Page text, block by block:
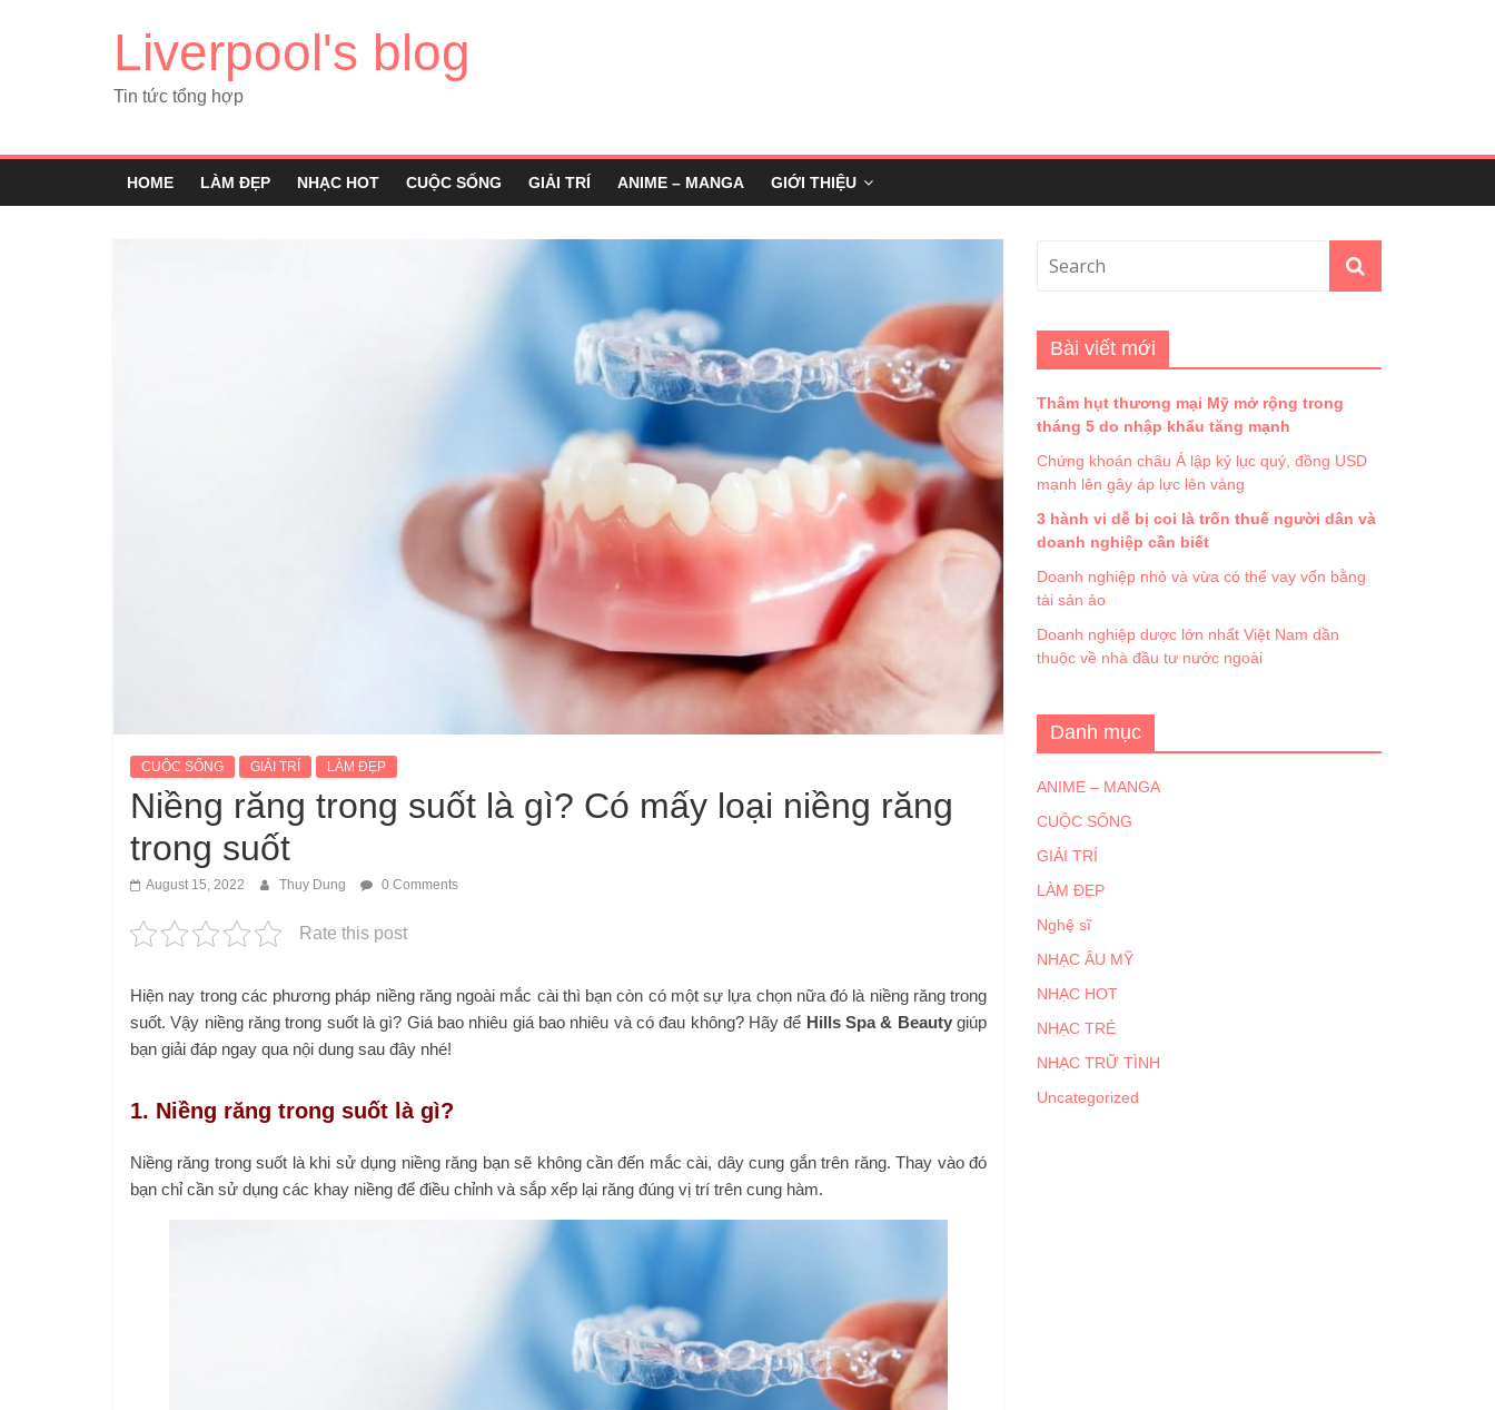
Liverpool's blog
Tin tức tổng hợp
HOME LÀM ĐẸP NHẠC HOT CUỘC SỐNG GIẢI TRÍ ANIME – MANGA GIỚI THIỆU
CUỘC SỐNG GIẢI TRÍ LÀM ĐẸP
Niềng răng trong suốt là gì? Có mấy loại niềng răng
trong suốt
August 15, 2022 Thuy Dung 0 Comments
Rate this post
Hiện nay trong các phương pháp niềng răng ngoài mắc cài thì bạn còn có một sự lựa chọn nữa đó là niềng răng trong
suốt. Vậy niềng răng trong suốt là gì? Giá bao nhiêu giá bao nhiêu và có đau không? Hãy để Hills Spa & Beautygiúp
bạn giải đáp ngay qua nội dung sau đây nhé!
1. Niềng răng trong suốt là gì?
Niềng răng trong suốt là khi sử dụng niềng răng bạn sẽ không cần đến mắc cài, dây cung gắn trên răng. Thay vào đó
bạn chỉ cần sử dụng các khay niềng để điều chỉnh và sắp xếp lại răng đúng vị trí trên cung hàm.
Bài viết mới
Thâm hụt thương mại Mỹ mở rộng trong
tháng 5 do nhập khẩu tăng mạnh
Chứng khoán châu Á lập kỷ lục quý, đồng USD
mạnh lên gây áp lực lên vàng
3 hành vi dễ bị coi là trốn thuế người dân và
doanh nghiệp cần biết
Doanh nghiệp nhỏ và vừa có thể vay vốn bằng
tài sản ảo
Doanh nghiệp dược lớn nhất Việt Nam dần
thuộc về nhà đầu tư nước ngoài
Danh mục
ANIME – MANGA
CUỘC SỐNG
GIẢI TRÍ
LÀM ĐẸP
Nghệ sĩ
NHẠC ÂU MỸ
NHẠC HOT
NHẠC TRẺ
NHẠC TRỮ TÌNH
Uncategorized